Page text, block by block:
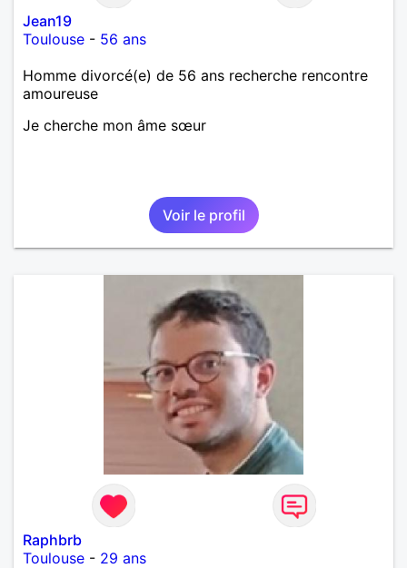
Jean19
Toulouse - 56 ans
Homme divorcé(e) de 56 ans recherche rencontre
amoureuse
Je cherche mon âme sœur
Voir le profil
Raphbrb
Toulouse - 29 ans